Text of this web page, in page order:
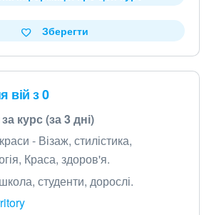
Зберегти
вій з 0
курс (за 3 дні)
- Візаж, стилістика,
Краса, здоров'я.
студенти, дорослі.